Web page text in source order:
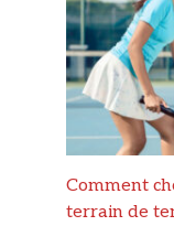
Comment
terrain de